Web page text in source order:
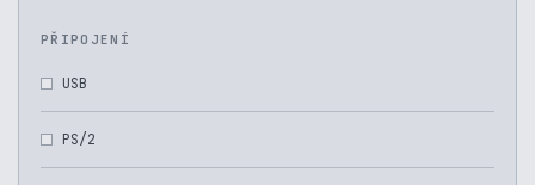
PŘIPOJENÍ
USB
PS/2